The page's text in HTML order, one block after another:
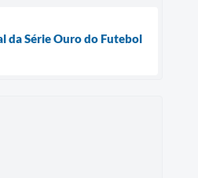
da Série Ouro do Futebol